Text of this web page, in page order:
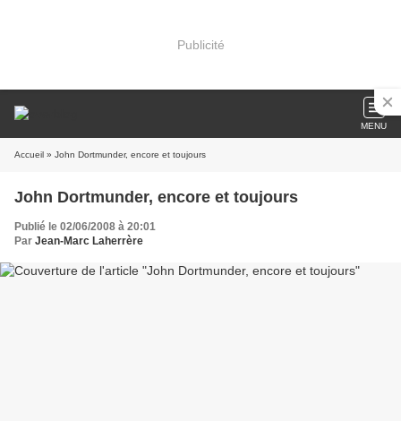
Publicité
MENU
Accueil » John Dortmunder, encore et toujours
John Dortmunder, encore et toujours
Publié le 02/06/2008 à 20:01
Par Jean-Marc Laherrère